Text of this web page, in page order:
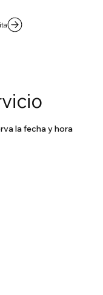
la fecha y hora